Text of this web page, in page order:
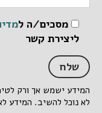
מסכים/ה ל
ליצירת קשר
המידע ישמש אך ורק
לא נוכל להשיב. המידע